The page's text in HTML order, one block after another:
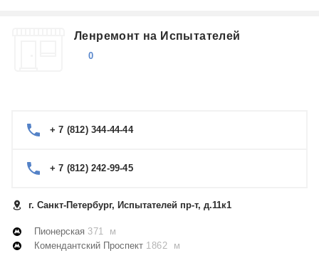
Ленремонт на Испытателей
0
+ 7 (812) 344-44-44
+ 7 (812) 242-99-45
г. Санкт-Петербург, Испытателей пр-т, д.11к1
Пионерская 371 м
Комендантский Проспект 1862 м